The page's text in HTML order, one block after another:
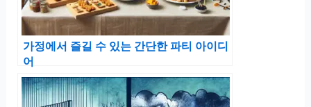
가정에서 즐길 수 있는 간단한 파티 아이디
어